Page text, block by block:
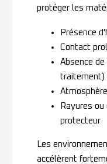
protéger les
Présence
Contact
Absence
traitement)
Rayures
protecteur
Les
accélèrent